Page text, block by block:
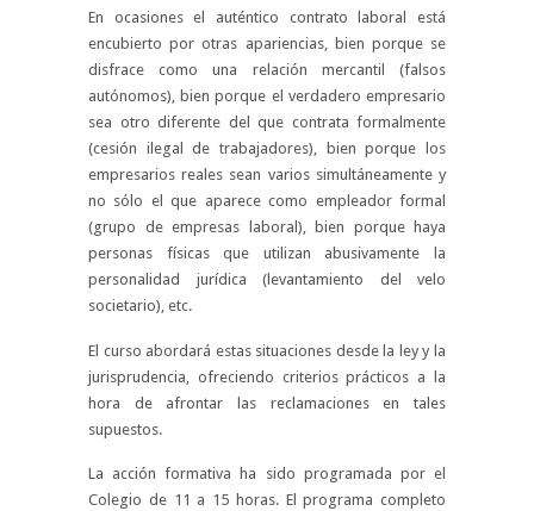
En ocasiones el auténtico contrato laboral está
encubierto por otras apariencias, bien porque se
disfrace como una relación mercantil (falsos
autónomos), bien porque el verdadero empresario
sea otro diferente del que contrata formalmente
(cesión ilegal de trabajadores), bien porque los
empresarios reales sean varios simultáneamente y
no sólo el que aparece como empleador formal
(grupo de empresas laboral), bien porque haya
personas físicas que utilizan abusivamente la
personalidad jurídica (levantamiento del velo
societario), etc.
El curso abordará estas situaciones desde la ley y la
jurisprudencia, ofreciendo criterios prácticos a la
hora de afrontar las reclamaciones en tales
supuestos.
La acción formativa ha sido programada por el
Colegio de 11 a 15 horas. El programa completo